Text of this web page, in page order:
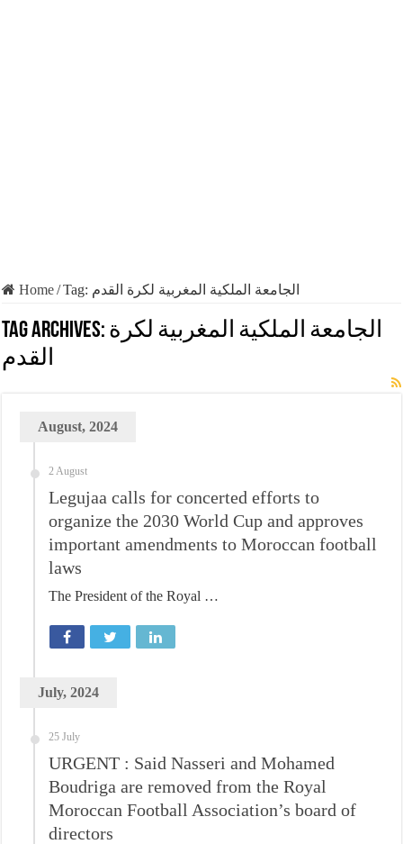
Home/Tag: الجامعة الملكية المغربية لكرة القدم
Tag Archives: الجامعة الملكية المغربية لكرة
القدم
August, 2024
2 August
Legujaa calls for concerted efforts to
organize the 2030 World Cup and approves
important amendments to Moroccan football
laws
The President of the Royal …
July, 2024
25 July
URGENT : Said Nasseri and Mohamed
Boudriga are removed from the Royal
Moroccan Football Association’s board of
directors